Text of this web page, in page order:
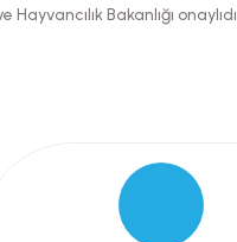
Hayvancılık Bakanlığı